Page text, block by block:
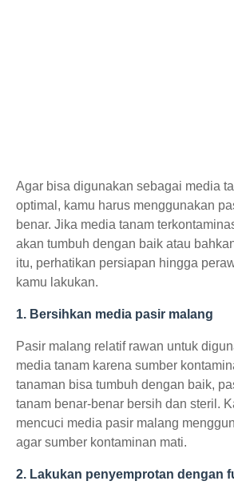
Agar bisa digunakan sebagai media
optimal, kamu harus menggunakan
benar. Jika media tanam
akan tumbuh dengan baik atau
itu, perhatikan persiapan hingga
kamu lakukan.
1. Bersihkan media pasir malang
Pasir malang relatif rawan untuk
media tanam karena sumber
tanaman bisa tumbuh dengan baik,
tanam benar-benar bersih dan steril.
mencuci media pasir malang
agar sumber kontaminan mati.
2. Lakukan penyemprotan dengan